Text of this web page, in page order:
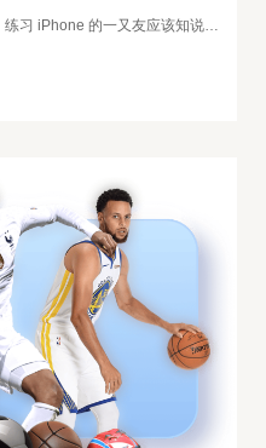
习 iPhone 的一又友应该知说